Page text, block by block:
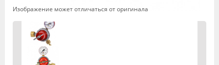
Изображение может отличаться от оригинала